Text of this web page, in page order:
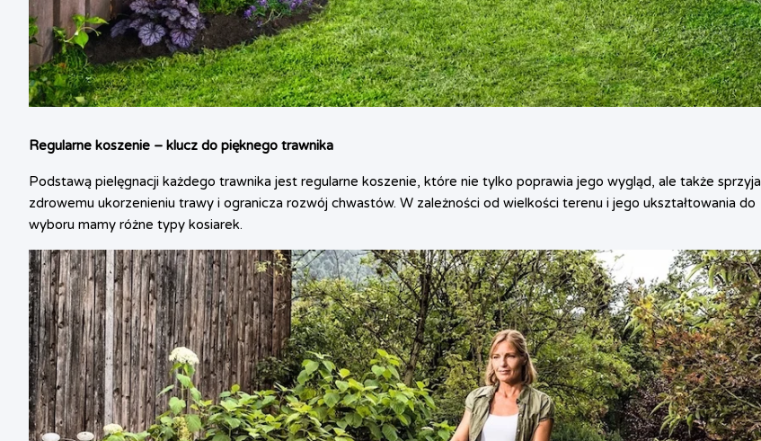
Regularne koszenie – klucz do pięknego trawnika
Podstawą pielęgnacji każdego trawnika jest regularne koszenie, które nie tylko poprawia jego wygląd, ale także sprzyja
zdrowemu ukorzenieniu trawy i ogranicza rozwój chwastów. W zależności od wielkości terenu i jego ukształtowania do
wyboru mamy różne typy kosiarek.